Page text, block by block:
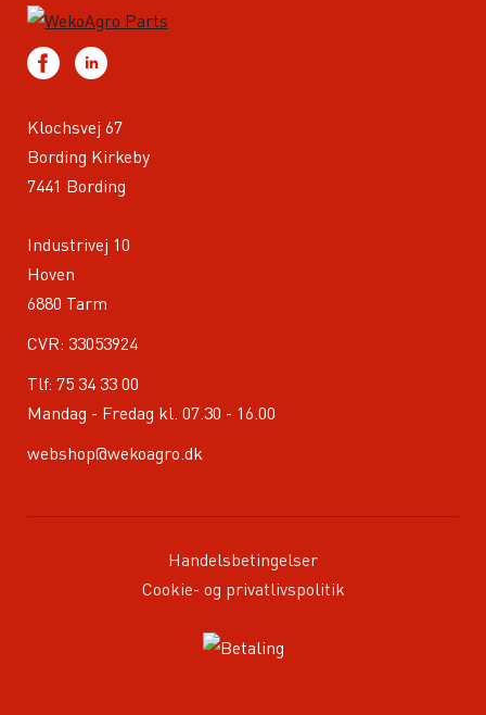
Klochsvej 67
Bording Kirkeby
7441 Bording
Industrivej 10
Hoven
6880 Tarm
CVR: 33053924
Tlf: 75 34 33 00
Mandag - Fredag kl. 07.30 - 16.00
webshop@wekoagro.dk
Handelsbetingelser
Cookie- og privatlivspolitik